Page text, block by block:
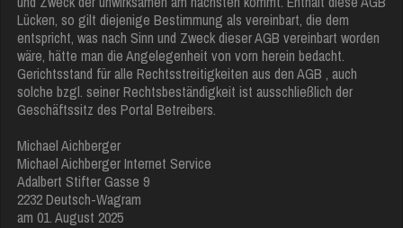
Lücken, so gilt diejenige Bestimmung als vereinbart, die dem
entspricht, was nach Sinn und Zweck dieser AGB vereinbart worden
wäre, hätte man die Angelegenheit von vorn herein bedacht.
Gerichtsstand für alle Rechtsstreitigkeiten aus den AGB , auch
solche bzgl. seiner Rechtsbeständigkeit ist ausschließlich der
Geschäftssitz des Portal Betreibers.
Michael Aichberger
Michael Aichberger Internet Service
Adalbert Stifter Gasse 9
2232 Deutsch-Wagram
am 01. August 2025